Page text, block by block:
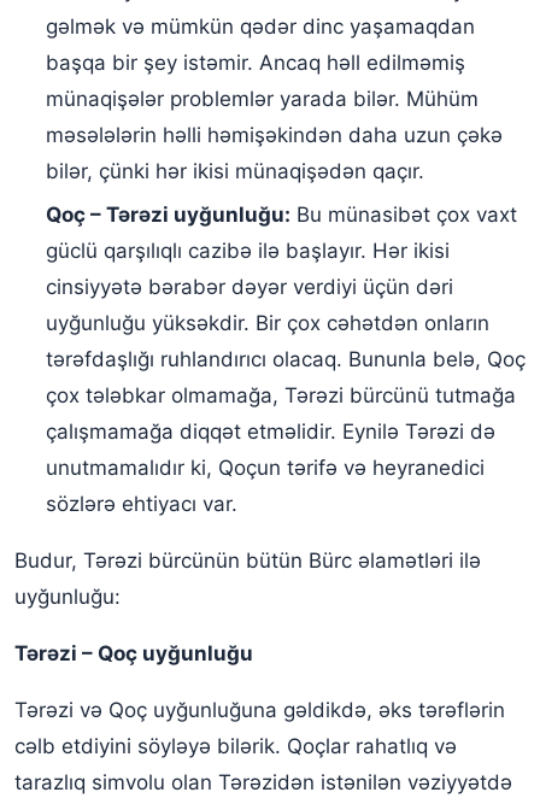
gəlmək və mümkün qədər dinc yaşamaqdan
başqa bir şey istəmir. Ancaq həll edilməmiş
münaqişələr problemlər yarada bilər. Mühüm
məsələlərin həlli həmişəkindən daha uzun çəkə
bilər, çünki hər ikisi münaqişədən qaçır.
Qoç – Tərəzi uyğunluğu: Bu münasibət çox vaxt
güclü qarşılıqlı cazibə ilə başlayır. Hər ikisi
cinsiyyətə bərabər dəyər verdiyi üçün dəri
uyğunluğu yüksəkdir. Bir çox cəhətdən onların
tərəfdaşlığı ruhlandırıcı olacaq. Bununla belə, Qoç
çox tələbkar olmamağa, Tərəzi bürcünü tutmağa
çalışmamağa diqqət etməlidir. Eynilə Tərəzi də
unutmamalıdır ki, Qoçun tərifə və heyranedici
sözlərə ehtiyacı var.
Budur, Tərəzi bürcünün bütün Bürc əlamətləri ilə
uyğunluğu:
Tərəzi – Qoç uyğunluğu
Tərəzi və Qoç uyğunluğuna gəldikdə, əks tərəflərin
cəlb etdiyini söyləyə bilərik. Qoçlar rahatlıq və
tarazlıq simvolu olan Tərəzidən istənilən vəziyyətdə